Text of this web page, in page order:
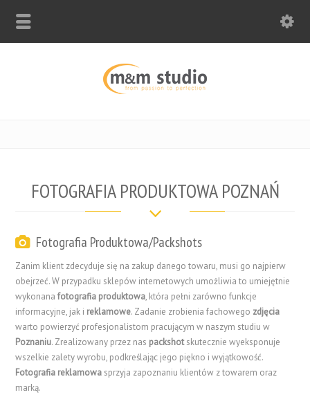
FOTOGRAFIA PRODUKTOWA POZNAŃ
Fotografia Produktowa/Packshots
Zanim klient zdecyduje się na zakup danego towaru, musi go najpierw
obejrzeć. W przypadku sklepów internetowych umożliwia to umiejętnie
wykonanafotografia produktowa, która pełni zarówno funkcje
informacyjne, jak i reklamowe. Zadanie zrobienia fachowego zdjęcia
warto powierzyć profesjonalistom pracującym w naszym studiu w
Poznaniu. Zrealizowany przez nas packshotskutecznie wyeksponuje
wszelkie zalety wyrobu, podkreślając jego piękno i wyjątkowość.
Fotografia reklamowa sprzyja zapoznaniu klientów z towarem oraz
marką.